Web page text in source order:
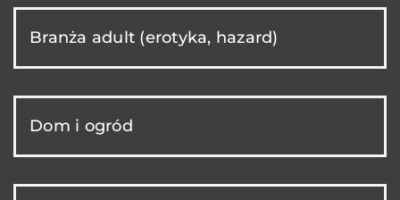
Branża adult (erotyka, hazard)
Dom i ogród